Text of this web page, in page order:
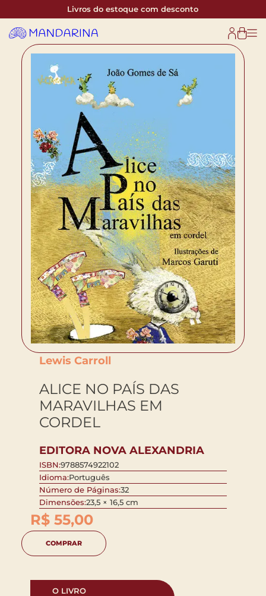
Livros do estoque com desconto
Lewis Carroll
ALICE NO PAÍS DAS
MARAVILHAS EM
CORDEL
EDITORA NOVA ALEXANDRIA
ISBN:9788574922102
Idioma:Português
Número de Páginas:32
Dimensões:23,5 × 16,5 cm
R$ 55,00
COMPRAR
O LIVRO